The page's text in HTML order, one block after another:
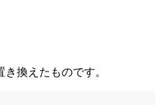
換えたものです。